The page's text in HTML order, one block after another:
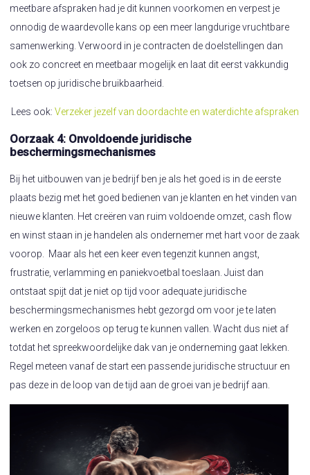
meetbare afspraken had je dit kunnen voorkomen en verpest je
onnodig de waardevolle kans op een meer langdurige vruchtbare
samenwerking. Verwoord in je contracten de doelstellingen dan
ook zo concreet en meetbaar mogelijk en laat dit eerst vakkundig
toetsen op juridische bruikbaarheid.
Lees ook: Verzeker jezelf van doordachte en waterdichte afspraken
Oorzaak 4: Onvoldoende juridische
beschermingsmechanismes
Bij het uitbouwen van je bedrijf ben je als het goed is in de eerste
plaats bezig met het goed bedienen van je klanten en het vinden van
nieuwe klanten. Het creëren van ruim voldoende omzet, cash flow
en winst staan in je handelen als ondernemer met hart voor de zaak
voorop. Maar als het een keer even tegenzit kunnen angst,
frustratie, verlamming en paniekvoetbal toeslaan. Juist dan
ontstaat spijt dat je niet op tijd voor adequate juridische
beschermingsmechanismes hebt gezorgd om voor je te laten
werken en zorgeloos op terug te kunnen vallen. Wacht dus niet af
totdat het spreekwoordelijke dak van je onderneming gaat lekken.
Regel meteen vanaf de start een passende juridische structuur en
pas deze in de loop van de tijd aan de groei van je bedrijf aan.